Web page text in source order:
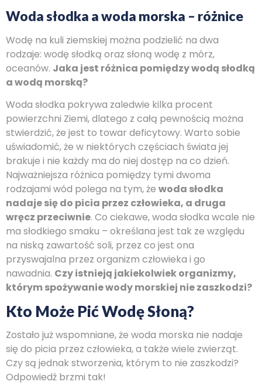
Woda słodka a woda morska – różnice
Wodę na kuli ziemskiej można podzielić na dwa
rodzaje: wodę słodką oraz słoną wodę z mórz,
oceanów. Jaka jest różnica pomiędzy wodą słodką
a wodą morską?
Woda słodka pokrywa zaledwie kilka procent
powierzchni Ziemi, dlatego z całą pewnością można
stwierdzić, że jest to towar deficytowy. Warto sobie
uświadomić, że w niektórych częściach świata jej
brakuje i nie każdy ma do niej dostęp na co dzień.
Najważniejsza różnica pomiędzy tymi dwoma
rodzajami wód polega na tym, że woda słodka
nadaje się do picia przez człowieka, a druga
wręcz przeciwnie. Co ciekawe, woda słodka wcale nie
ma słodkiego smaku – określana jest tak ze względu
na niską zawartość soli, przez co jest ona
przyswajalna przez organizm człowieka i go
nawadnia. Czy istnieją jakiekolwiek organizmy,
którym spożywanie wody morskiej nie zaszkodzi?
Kto Może Pić Wodę Słoną?
Zostało już wspomniane, że woda morska nie nadaje
się do picia przez człowieka, a także wiele zwierząt.
Czy są jednak stworzenia, którym to nie zaszkodzi?
Odpowiedź brzmi tak!